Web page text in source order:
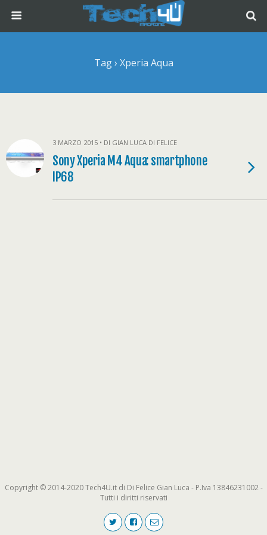
Tag › Xperia Aqua
3 MARZO 2015 • DI GIAN LUCA DI FELICE
Sony Xperia M4 Aqua: smartphone
IP68
Copyright © 2014-2020 Tech4U.it di Di Felice Gian Luca - P.Iva 13846231002 -
Tutti i diritti riservati